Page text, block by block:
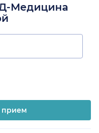
Медицина
прием